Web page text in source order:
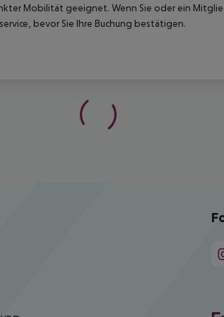
Mobilität geeignet. Wenn Sie oder ein
bevor Sie Ihre Buchung bestätigen.